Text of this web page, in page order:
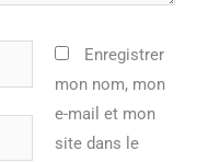
Enregistrer
mon nom, mon
e-mail et mon
site dans le